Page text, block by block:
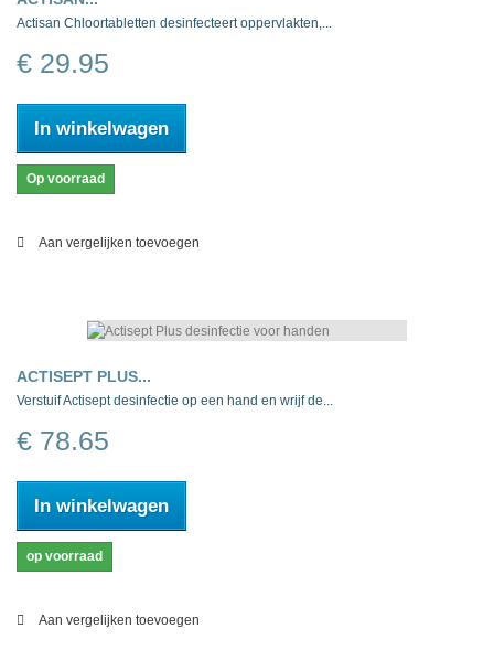
Actisan Chloortabletten desinfecteert oppervlakten,...
€ 29.95
In winkelwagen
Op voorraad
Aan vergelijken toevoegen
ACTISEPT PLUS...
Verstuif Actisept desinfectie op een hand en wrijf de...
€ 78.65
In winkelwagen
op voorraad
Aan vergelijken toevoegen